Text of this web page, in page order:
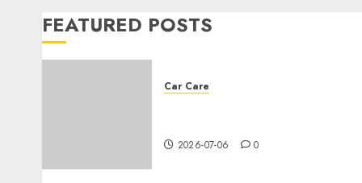
FEATURED POSTS
Car Care
2026-07-06 0